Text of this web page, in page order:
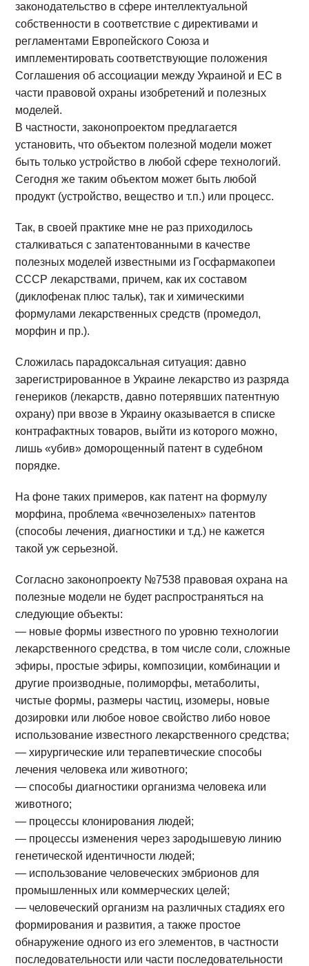
законодательство в сфере интеллектуальной
собственности в соответствие с директивами и
регламентами Европейского Союза и
имплементировать соответствующие положения
Соглашения об ассоциации между Украиной и ЕС в
части правовой охраны изобретений и полезных
моделей.
В частности, законопроектом предлагается
установить, что объектом полезной модели может
быть только устройство в любой сфере технологий.
Сегодня же таким объектом может быть любой
продукт (устройство, вещество и т.п.) или процесс.
Так, в своей практике мне не раз приходилось
сталкиваться с запатентованными в качестве
полезных моделей известными из Госфармакопеи
СССР лекарствами, причем, как их составом
(диклофенак плюс тальк), так и химическими
формулами лекарственных средств (промедол,
морфин и пр.).
Сложилась парадоксальная ситуация: давно
зарегистрированное в Украине лекарство из разряда
генериков (лекарств, давно потерявших патентную
охрану) при ввозе в Украину оказывается в списке
контрафактных товаров, выйти из которого можно,
лишь «убив» доморощенный патент в судебном
порядке.
На фоне таких примеров, как патент на формулу
морфина, проблема «вечнозеленых» патентов
(способы лечения, диагностики и т.д.) не кажется
такой уж серьезной.
Согласно законопроекту №7538 правовая охрана на
полезные модели не будет распространяться на
следующие объекты:
— новые формы известного по уровню технологии
лекарственного средства, в том числе соли, сложные
эфиры, простые эфиры, композиции, комбинации и
другие производные, полиморфы, метаболиты,
чистые формы, размеры частиц, изомеры, новые
дозировки или любое новое свойство либо новое
использование известного лекарственного средства;
— хирургические или терапевтические способы
лечения человека или животного;
— способы диагностики организма человека или
животного;
— процессы клонирования людей;
— процессы изменения через зародышевую линию
генетической идентичности людей;
— использование человеческих эмбрионов для
промышленных или коммерческих целей;
— человеческий организм на различных стадиях его
формирования и развития, а также простое
обнаружение одного из его элементов, в частности
последовательности или части последовательности